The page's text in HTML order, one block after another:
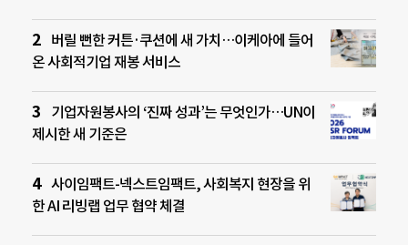
버릴 뻔한 커튼·쿠션에 새 가치…이케아에 들어
온 사회적기업 재봉 서비스
기업자원봉사의 ‘진짜 성과’는 무엇인가…UN이
제시한 새 기준은
사이임팩트-넥스트임팩트, 사회복지 현장을 위
한 AI 리빙랩 업무 협약 체결